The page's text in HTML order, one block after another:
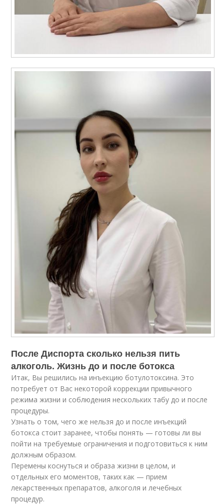
После Диспорта сколько нельзя пить
алкоголь. Жизнь до и после ботокса
Итак, Вы решились на инъекцию ботулотоксина. Это
потребует от Вас некоторой коррекции привычного
режима жизни и соблюдения нескольких табу до и после
процедуры.
Узнать о том, чего же нельзя до и после инъекций
ботокса стоит заранее, чтобы понять — готовы ли вы
пойти на требуемые ограничения и подготовиться к ним
должным образом.
Перемены коснуться и образа жизни в целом, и
отдельных его моментов, таких как — прием
лекарственных препаратов, алкоголя и лечебных
процедур.